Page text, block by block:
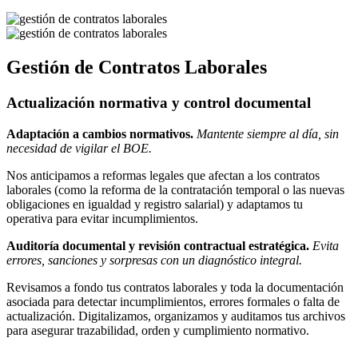
Gestión de Contratos Laborales
Actualización normativa y control documental
Adaptación a cambios normativos. Mantente siempre al día, sin
necesidad de vigilar el BOE.
Nos anticipamos a reformas legales que afectan a los contratos
laborales (como la reforma de la contratación temporal o las nuevas
obligaciones en igualdad y registro salarial) y adaptamos tu
operativa para evitar incumplimientos.
Auditoría documental y revisión contractual estratégica. Evita
errores, sanciones y sorpresas con un diagnóstico integral.
Revisamos a fondo tus contratos laborales y toda la documentación
asociada para detectar incumplimientos, errores formales o falta de
actualización. Digitalizamos, organizamos y auditamos tus archivos
para asegurar trazabilidad, orden y cumplimiento normativo.